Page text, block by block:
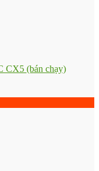
CX5 (bán chạy)